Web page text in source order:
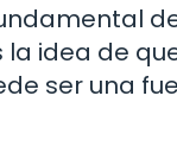
la idea de
ser una